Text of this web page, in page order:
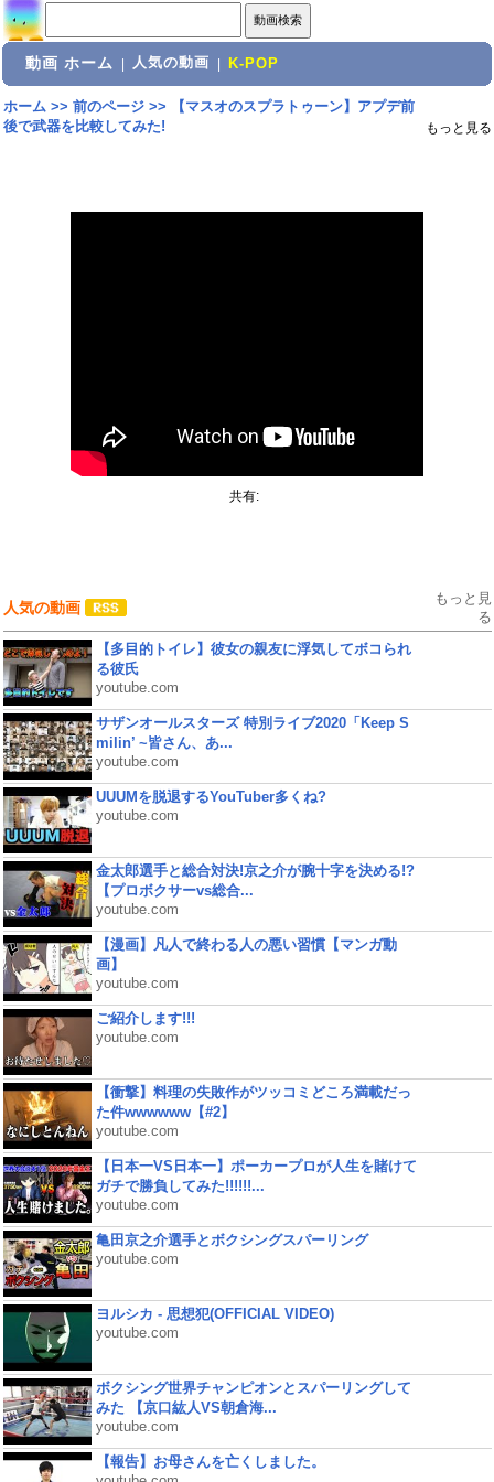
動画 ホーム 人気の動画 K-POP
ホーム>> 前のページ>>
【マスオのスプラトゥーン】アプデ前
後で武器を比較してみた!
もっと見る
共有:
人気の動画
もっと見
る
【多目的トイレ】彼女の親友に浮気してボコられ
る彼氏
youtube.com
サザンオールスターズ 特別ライブ2020「Keep S
milin’ ~皆さん、あ...
youtube.com
UUUMを脱退するYouTuber多くね?
youtube.com
金太郎選手と総合対決!京之介が腕十字を決める!?
【プロボクサーvs総合...
youtube.com
【漫画】凡人で終わる人の悪い習慣【マンガ動
画】
youtube.com
ご紹介します!!!
youtube.com
【衝撃】料理の失敗作がツッコミどころ満載だっ
た件wwwwww【#2】
youtube.com
【日本一VS日本一】ポーカープロが人生を賭けて
ガチで勝負してみた!!!!!!...
youtube.com
亀田京之介選手とボクシングスパーリング
youtube.com
ヨルシカ - 思想犯(OFFICIAL VIDEO)
youtube.com
ボクシング世界チャンピオンとスパーリングして
みた 【京口紘人VS朝倉海...
youtube.com
【報告】お母さんを亡くしました。